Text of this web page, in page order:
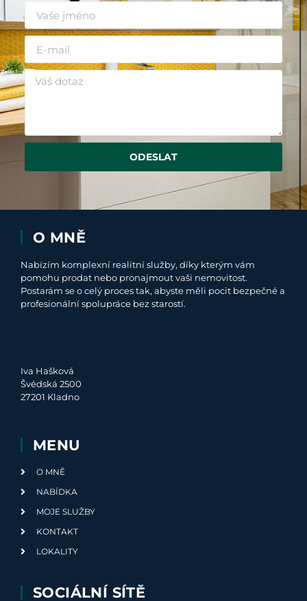
ODESLAT
O MNĚ
Nabízím komplexní realitní služby, díky kterým vám
pomohu prodat nebo pronajmout vaši nemovitost.
Postarám se o celý proces tak, abyste měli pocit bezpečné a
profesionální spolupráce bez starostí.
Iva Hašková
Švédská 2500
27201 Kladno
MENU
O MNĚ
NABÍDKA
MOJE SLUŽBY
KONTAKT
LOKALITY
SOCIÁLNÍ SÍTĚ